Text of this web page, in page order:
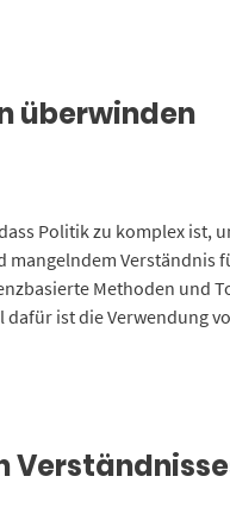
überwinden
Politik zu komplex ist,
mangelndem Verständnis
Methoden und
ist die Verwendung